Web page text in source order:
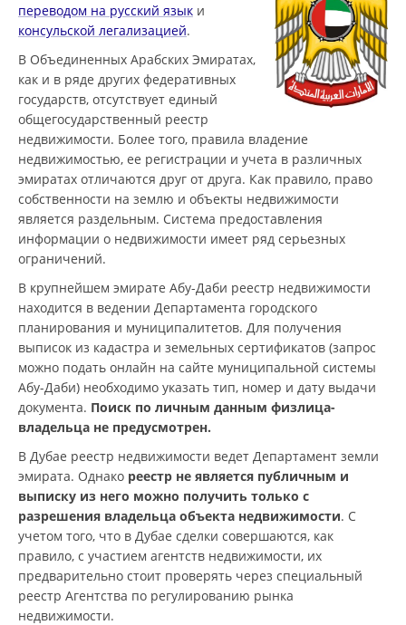
переводом на русский язык и
консульской легализацией.
В Объединенных Арабских Эмиратах,
как и в ряде других федеративных
государств, отсутствует единый
общегосударственный реестр
недвижимости. Более того, правила владение
недвижимостью, ее регистрации и учета в различных
эмиратах отличаются друг от друга. Как правило, право
собственности на землю и объекты недвижимости
является раздельным. Система предоставления
информации о недвижимости имеет ряд серьезных
ограничений.
В крупнейшем эмирате Абу-Даби реестр недвижимости
находится в ведении Департамента городского
планирования и муниципалитетов. Для получения
выписок из кадастра и земельных сертификатов (запрос
можно подать онлайн на сайте муниципальной системы
Абу-Даби) необходимо указать тип, номер и дату выдачи
документа. Поиск по личным данным физлица-
владельца не предусмотрен.
В Дубае реестр недвижимости ведет Департамент земли
эмирата. Однако реестр не является публичным и
выписку из него можно получить только с
разрешения владельца объекта недвижимости. С
учетом того, что в Дубае сделки совершаются, как
правило, с участием агентств недвижимости, их
предварительно стоит проверять через специальный
реестр Агентства по регулированию рынка
недвижимости.